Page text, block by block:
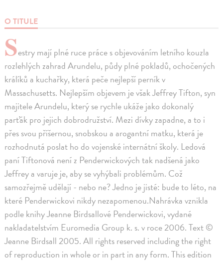
O TITULE
Sestry mají plné ruce práce s objevováním letního kouzla
rozlehlých zahrad Arundelu, půdy plné pokladů, ochočených
králíků a kuchařky, která peče nejlepší perník v
Massachusetts. Nejlepším objevem je však Jeffrey Tifton, syn
majitele Arundelu, který se rychle ukáže jako dokonalý
parťák pro jejich dobrodružství. Mezi dívky zapadne, a to i
přes svou příšernou, snobskou a arogantní matku, která je
rozhodnutá poslat ho do vojenské internátní školy. Ledová
paní Tiftonová není z Penderwickových tak nadšená jako
Jeffrey a varuje je, aby se vyhýbali problémům. Což
samozřejmě udělají - nebo ne? Jedno je jisté: bude to léto, na
které Penderwickovi nikdy nezapomenou.Nahrávka vznikla
podle knihy Jeanne Birdsallové Penderwickovi, vydané
nakladatelstvím Euromedia Group k. s. v roce 2006. Text ©
Jeanne Birdsall 2005. All rights reserved including the right
of reproduction in whole or in part in any form. This edition